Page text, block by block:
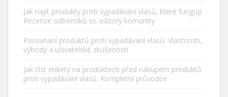
Jak najít produkty proti vypadávání vlasů, které fungují:
Recenze odborníků vs. názory komunity
Porovnání produktů proti vypadávání vlasů: Vlastnosti,
výhody a uživatelské zkušenosti
Jak číst etikety na produktech před nákupem produktů
proti vypadávání vlasů: Kompletní průvodce